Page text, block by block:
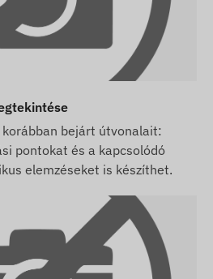
aktualizálása
észlelése és
meg.
bejárt útvonalait:
pontokat és a kapcsolódó
elemzéseket is készíthet.